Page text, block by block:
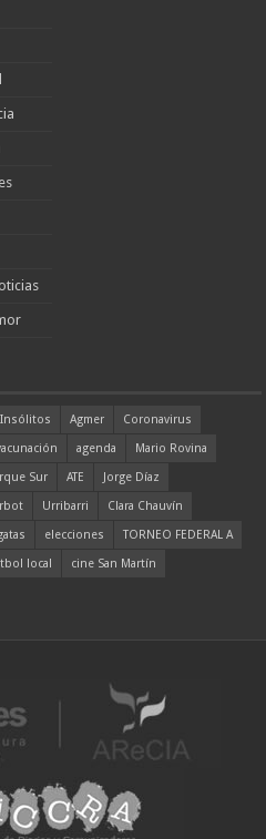
Insólitos Agmer
Coronavirus
agenda
Mario Rovina
Sur ATE
Jorge Díaz
Urribarri
Clara Chauvín
elecciones
TORNEO FEDERAL A
local cine San Martín